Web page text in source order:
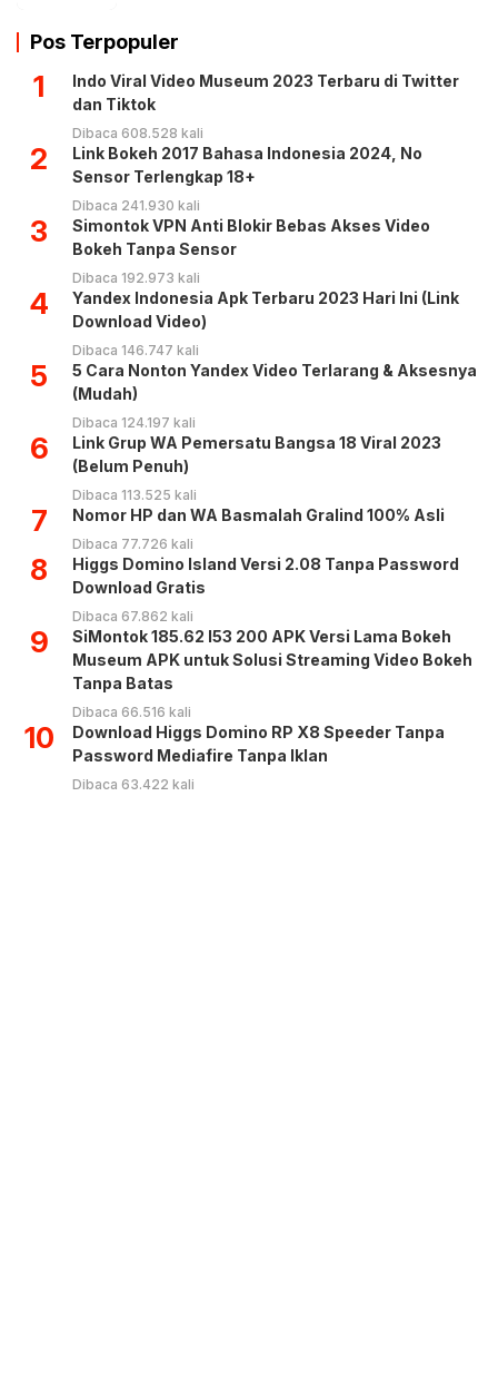
Pos Terpopuler
1
Indo Viral Video Museum 2023 Terbaru di Twitter
dan Tiktok
Dibaca 608.528 kali
2
Link Bokeh 2017 Bahasa Indonesia 2024, No
Sensor Terlengkap 18+
Dibaca 241.930 kali
3
Simontok VPN Anti Blokir Bebas Akses Video
Bokeh Tanpa Sensor
Dibaca 192.973 kali
4
Yandex Indonesia Apk Terbaru 2023 Hari Ini (Link
Download Video)
Dibaca 146.747 kali
5
5 Cara Nonton Yandex Video Terlarang & Aksesnya
(Mudah)
Dibaca 124.197 kali
6
Link Grup WA Pemersatu Bangsa 18 Viral 2023
(Belum Penuh)
Dibaca 113.525 kali
7 Nomor HP dan WA Basmalah Gralind 100% Asli
Dibaca 77.726 kali
8
Higgs Domino Island Versi 2.08 Tanpa Password
Download Gratis
Dibaca 67.862 kali
9
SiMontok 185.62 l53 200 APK Versi Lama Bokeh
Museum APK untuk Solusi Streaming Video Bokeh
Tanpa Batas
Dibaca 66.516 kali
10
Download Higgs Domino RP X8 Speeder Tanpa
Password Mediafire Tanpa Iklan
Dibaca 63.422 kali